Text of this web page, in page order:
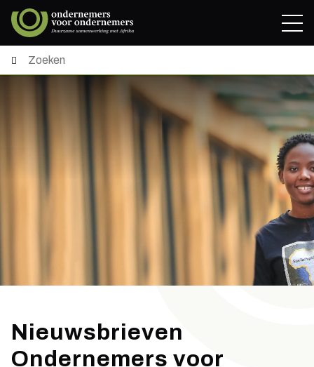
Nieuwsbrieven
Ondernemers voor